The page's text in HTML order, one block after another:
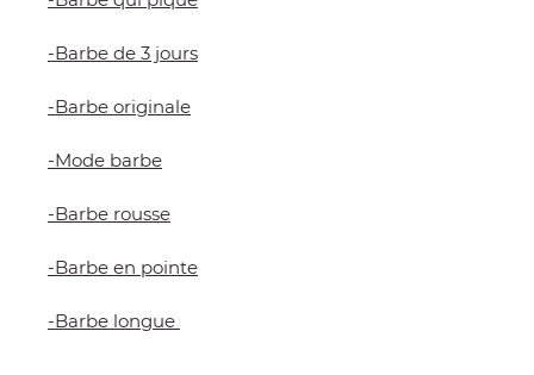
-Barbe de 3 jours
-Barbe originale
-Mode barbe
-Barbe rousse
-Barbe en pointe
-Barbe longue